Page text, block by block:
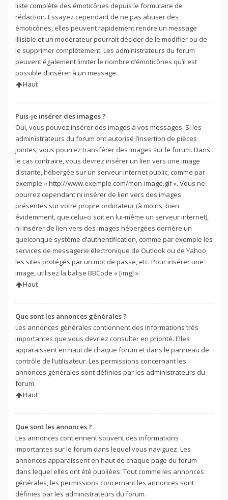
liste complète des émoticônes depuis le formulaire de
rédaction. Essayez cependant de ne pas abuser des
émoticônes, elles peuvent rapidement rendre un message
illisible et un modérateur pourrait décider de le modifier ou de
le supprimer complètement. Les administrateurs du forum
peuvent également limiter le nombre d’émoticônes qu’il est
possible d’insérer à un message.
Haut
Puis-je insérer des images ?
Oui, vous pouvez insérer des images à vos messages. Si les
administrateurs du forum ont autorisé l’insertion de pièces
jointes, vous pourrez transférer des images sur le forum. Dans
le cas contraire, vous devrez insérer un lien vers une image
distante, hébergée sur un serveur internet public, comme par
exemple « http://www.exemple.com/mon-image.gif ». Vous ne
pourrez cependant ni insérer de lien vers des images
présentes sur votre propre ordinateur (à moins, bien
évidemment, que celui-ci soit en lui-même un serveur internet),
ni insérer de lien vers des images hébergées derrière un
quelconque système d’authentification, comme par exemple les
services de messagerie électronique de Outlook ou de Yahoo,
les sites protégés par un mot de passe, etc. Pour insérer une
image, utilisez la balise BBCode « [img] ».
Haut
Que sont les annonces générales ?
Les annonces générales contiennent des informations très
importantes que vous devriez consulter en priorité. Elles
apparaissent en haut de chaque forum et dans le panneau de
contrôle de l’utilisateur. Les permissions concernant les
annonces générales sont définies par les administrateurs du
forum.
Haut
Que sont les annonces ?
Les annonces contiennent souvent des informations
importantes sur le forum dans lequel vous naviguez. Les
annonces apparaissent en haut de chaque page du forum
dans lequel elles ont été publiées. Tout comme les annonces
générales, les permissions concernant les annonces sont
définies par les administrateurs du forum.